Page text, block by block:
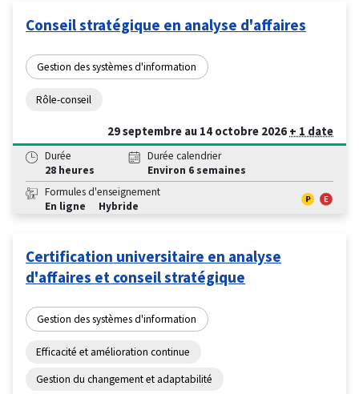
Conseil stratégique en analyse d'affaires
Gestion des systèmes d'information
Rôle-conseil
29 septembre au 14 octobre 2026+ 1 date
Durée
28 heures
Durée calendrier
Environ 6 semaines
Formules d'enseignement
En ligne
Hybride
Certification universitaire en analyse
d'affaires et conseil stratégique
Gestion des systèmes d'information
Efficacité et amélioration continue
Gestion du changement et adaptabilité